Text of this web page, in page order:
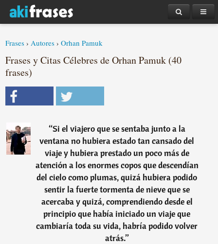
Frases ›Autores ›Orhan Pamuk
Frases y Citas Célebres de Orhan Pamuk (40
frases)
“Si el viajero que se sentaba junto a la
ventana no hubiera estado tan cansado del
viaje y hubiera prestado un poco más de
atención a los enormes copos que descendían
del cielo como plumas, quizá hubiera podido
sentir la fuerte tormenta de nieve que se
acercaba y quizá, comprendiendo desde el
principio que había iniciado un viaje que
cambiaría toda su vida, habría podido volver
atrás.”